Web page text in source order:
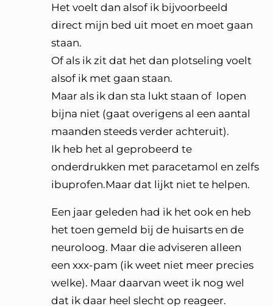
Het voelt dan alsof ik bijvoorbeeld
direct mijn bed uit moet en moet gaan
staan.
Of als ik zit dat het dan plotseling voelt
alsof ik met gaan staan.
Maar als ik dan sta lukt staan of lopen
bijna niet (gaat overigens al een aantal
maanden steeds verder achteruit).
Ik heb het al geprobeerd te
onderdrukken met paracetamol en zelfs
ibuprofen.Maar dat lijkt niet te helpen.
Een jaar geleden had ik het ook en heb
het toen gemeld bij de huisarts en de
neuroloog. Maar die adviseren alleen
een xxx-pam (ik weet niet meer precies
welke). Maar daarvan weet ik nog wel
dat ik daar heel slecht op reageer.